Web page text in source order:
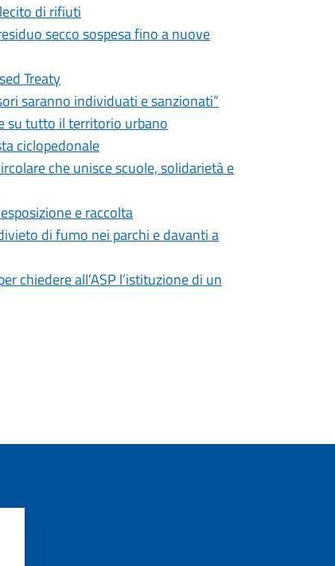
di rifiuti
secco sospesa fino a nuove
Treaty
saranno individuati e sanzionati”
su tutto il territorio urbano
ciclopedonale
che unisce scuole, solidarietà e
e raccolta
di fumo nei parchi e davanti a
chiedere all’ASP l’istituzione di un